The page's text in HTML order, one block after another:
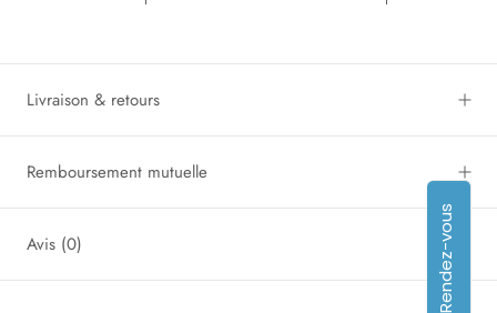
Rendez-vous
Livraison & retours
Remboursement mutuelle
Avis (0)